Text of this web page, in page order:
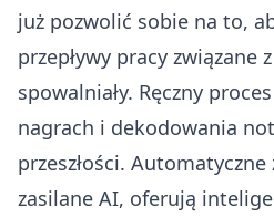
już pozwolić sobie na to,
przepływy pracy związane
spowalniały. Ręczny
nagrach i dekodowania
przeszłości. Automatyczne
zasilane AI, oferują